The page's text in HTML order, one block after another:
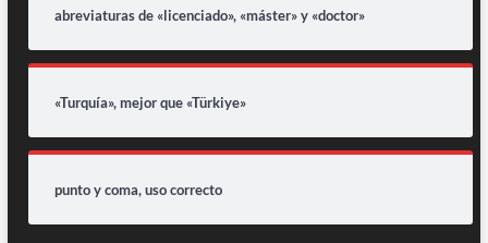
abreviaturas de «licenciado», «máster» y «doctor»
«Turquía», mejor que «Türkiye»
punto y coma, uso correcto